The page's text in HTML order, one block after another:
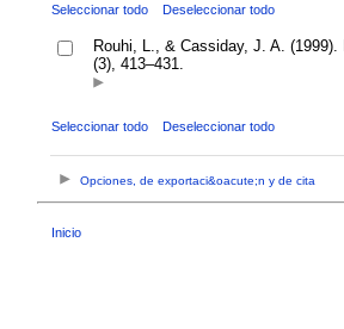
Seleccionar todo Deseleccionar todo
Rouhi, L., & Cassiday, J. A.
(3), 413–431.
Seleccionar todo Deseleccionar todo
Opciones, de exportaci&oacute;n y de cita
Inicio